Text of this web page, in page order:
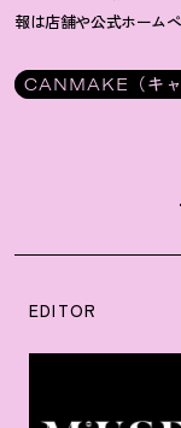
報は店舗や公式ホーム
CANMAKE（キャ
EDITOR